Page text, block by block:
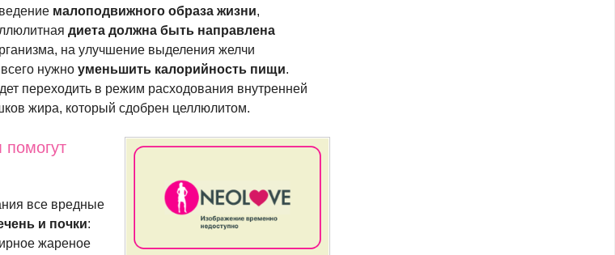
малоподвижного образа жизни,
диета должна быть направлена
на улучшение выделения желчи
нужноуменьшить калорийность пищи.
переходить в режим расходования внутренней
жира, который сдобрен целлюлитом.
помогут
все вредные
и почки:
жареное